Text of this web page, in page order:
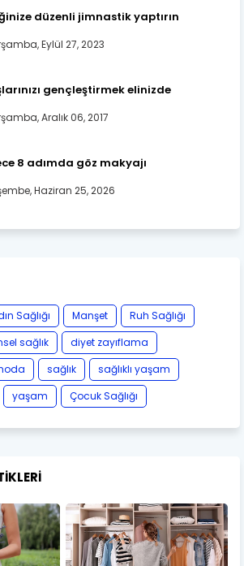
düzenli jimnastik yaptırın
Eylül 27, 2023
gençleştirmek elinizde
Aralık 06, 2017
8 adımda göz makyajı
Haziran 25, 2026
Sağlığı Manşet
Ruh Sağlığı
sağlık
diyet zayıflama
sağlık
sağlıklı yaşam
yaşam Çocuk Sağlığı